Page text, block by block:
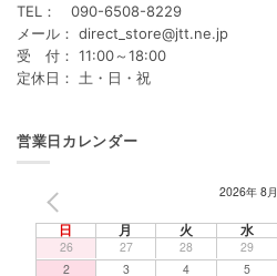
TEL： 090-6508-8229
メール： direct_store@jtt.ne.jp
受 付： 11:00～18:00
定休日： 土・日・祝
営業日カレンダー
2026年 8月
日 月 火 水
26 27 28 29
2
3 4 5